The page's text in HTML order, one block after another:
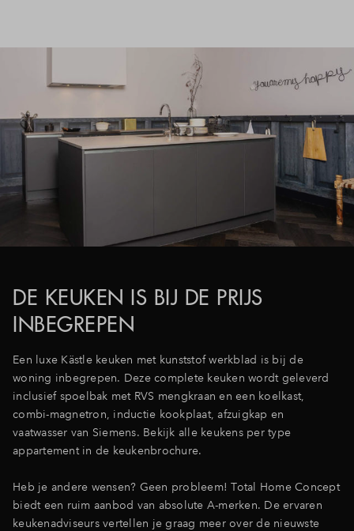
DE KEUKEN IS BIJ DE PRIJS
INBEGREPEN
Een luxe Kästle keuken met kunststof werkblad is bij de
woning inbegrepen. Deze complete keuken wordt geleverd
inclusief spoelbak met RVS mengkraan en een koelkast,
combi-magnetron, inductie kookplaat, afzuigkap en
vaatwasser van Siemens. Bekijk alle keukens per type
appartement in de keukenbrochure.
Heb je andere wensen? Geen probleem! Total Home Concept
biedt een ruim aanbod van absolute A-merken. De ervaren
keukenadviseurs vertellen je graag meer over de nieuwste